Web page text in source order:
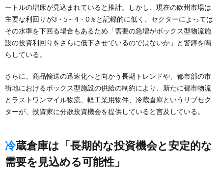
ートルの増床が見込まれていると推計。しかし、現在の欧州市場は
主要な利回りが3・5～4・0％と記録的に低く、セクターによっては
その水準を下回る場合もあるため「需要の急増がボックス型物流施
設の投資利回りをさらに低下させているのではないか」と警鐘を鳴
らしている。
さらに、商品輸送の迅速化へと向かう長期トレンドや、都市部の市
街地におけるボックス型施設の供給の制約により、新たに都市物流
とラストワンマイル物流、軽工業用物件、冷蔵倉庫というサブセク
ターが、投資家に分散投資機会を提供していると言及している。
冷蔵倉庫は「長期的な投資機会と安定的な
需要を見込める可能性」